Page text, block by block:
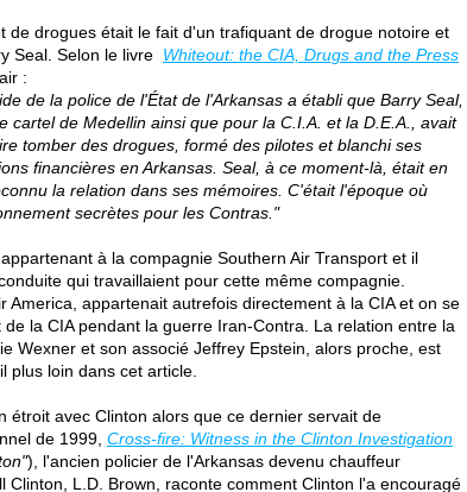
de drogues était le fait d'un trafiquant de drogue notoire et
Seal. Selon le livre Whiteout: the CIA, Drugs and the Press
:
de la police de l'État de l'Arkansas a établi que Barry Seal,
cartel de Medellin ainsi que pour la C.I.A. et la D.E.A., avait
tomber des drogues, formé des pilotes et blanchi ses
financières en Arkansas. Seal, à ce moment-là, était en
la relation dans ses mémoires. C'était l'époque où
secrètes pour les Contras."
à la compagnie Southern Air Transport et il
qui travaillaient pour cette même compagnie.
America, appartenait autrefois directement à la CIA et on se
la CIA pendant la guerre Iran-Contra. La relation entre la
Wexner et son associé Jeffrey Epstein, alors proche, est
plus loin dans cet article.
étroit avec Clinton alors que ce dernier servait de
de 1999, Cross-fire: Witness in the Clinton Investigation
), l'ancien policier de l'Arkansas devenu chauffeur
Clinton, L.D. Brown, raconte comment Clinton l'a encouragé